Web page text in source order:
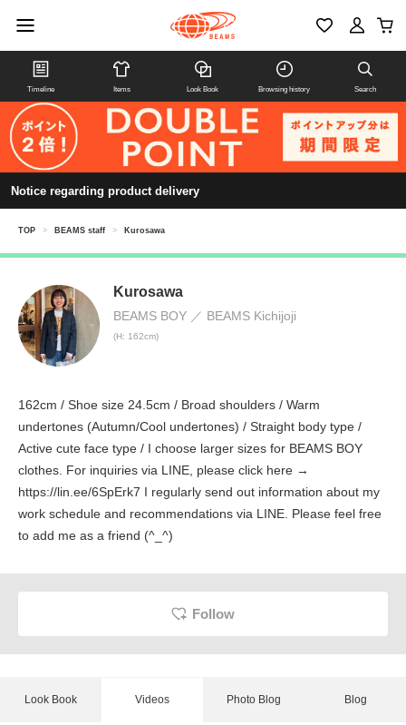
Timeline Items Look Book Browsing history Search
Notice regarding product delivery
TOP > BEAMS staff > Kurosawa
Kurosawa
BEAMS BOY BEAMS Kichijoji
(H: 162cm)
162cm / Shoe size 24.5cm / Broad shoulders / Warm
undertones (Autumn/Cool undertones) / Straight body type /
Active cute face type / I choose larger sizes for BEAMS BOY
clothes. For inquiries via LINE, please click here →
https://lin.ee/6SpErk7 I regularly send out information about my
work schedule and recommendations via LINE. Please feel free
to add me as a friend (^_^)
Follow
Look Book Videos Photo Blog Blog